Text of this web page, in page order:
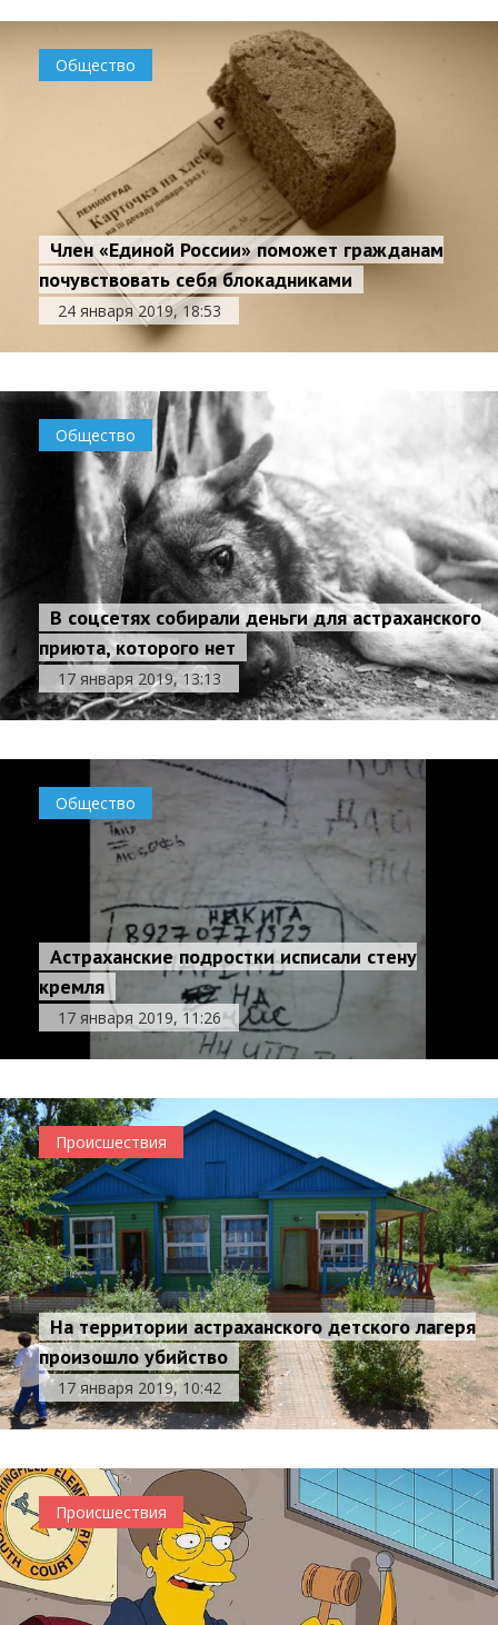
Общество
Член «Единой России» поможет гражданам
почувствовать себя блокадниками
24 января 2019, 18:53
Общество
В соцсетях собирали деньги для астраханского
приюта, которого нет
17 января 2019, 13:13
Общество
Астраханские подростки исписали стену
кремля
17 января 2019, 11:26
Происшествия
На территории астраханского детского лагеря
произошло убийство
17 января 2019, 10:42
Происшествия